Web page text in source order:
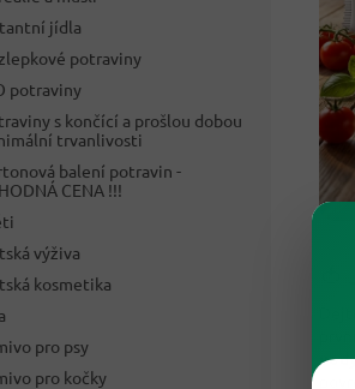
jídla
potraviny
potraviny
s končící a prošlou dobou
trvanlivosti
balení potravin -
CENA !!!
výživa
kosmetika
pro psy
pro kočky